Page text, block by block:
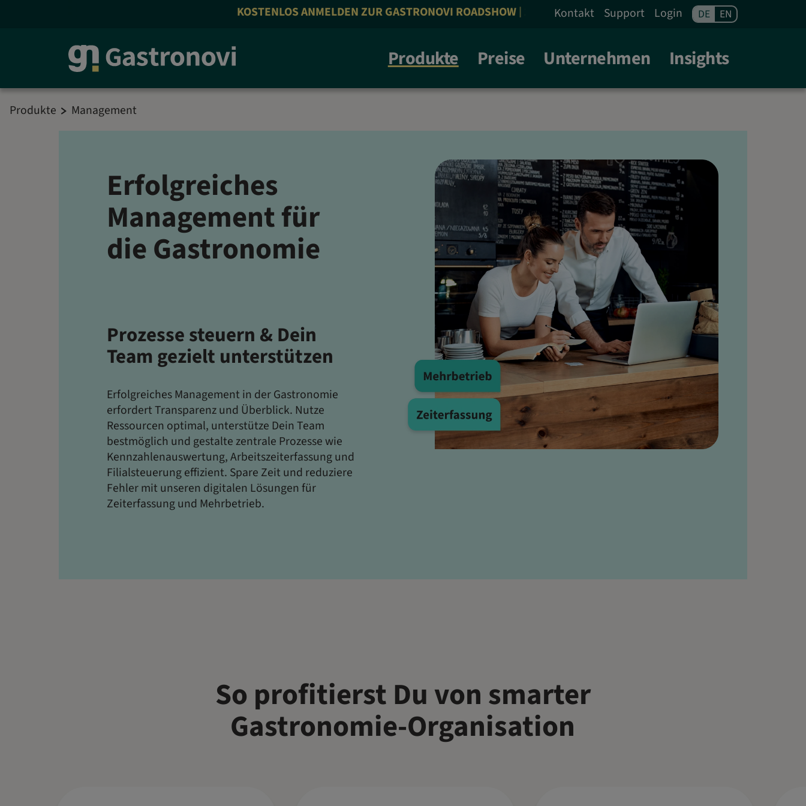
DE EN
Kontakt Support Login
KOSTENLOS ANMELDEN ZUR GASTRONOVI ROADSHOW | 26.10.26 | FRANKFURT A. M.
Produkte Preise Unternehmen Insights
Produkte Management
Erfolgreiches
Management für
die Gastronomie
Prozesse steuern & Dein
Team gezielt unterstützen
Erfolgreiches Management in der Gastronomie
erfordert Transparenz und Überblick. Nutze
Ressourcen optimal, unterstütze Dein Team
bestmöglich und gestalte zentrale Prozesse wie
Kennzahlenauswertung, Arbeitszeiterfassung und
Filialsteuerung effizient. Spare Zeit und reduziere
Fehler mit unseren digitalen Lösungen für
Zeiterfassung und Mehrbetrieb.
So profitierst Du von smarter
Gastronomie-Organisation